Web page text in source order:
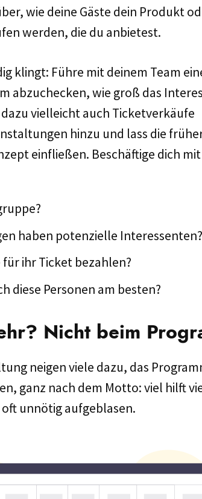
wie deine Gäste dein Produkt
werden, die du anbietest.
klingt: Führe mit deinem Team
abzuchecken, wie groß das
vielleicht auch Ticketverkäufe
hinzu und lass die
einfließen. Beschäftige dich
haben potenzielle
ihr Ticket bezahlen?
diese Personen am besten?
Nicht beim
neigen viele dazu, das
ganz nach dem Motto: viel hilft
unnötig aufgeblasen.